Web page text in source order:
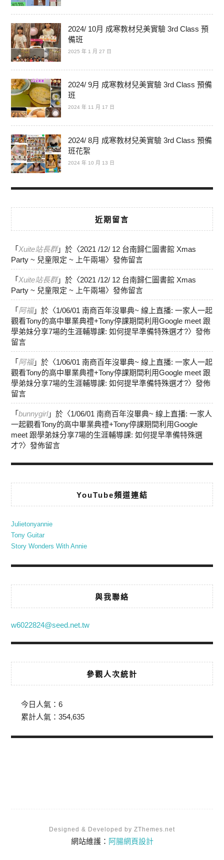
2024/ 10月 成寒教材兒美實驗 3rd Class 預
備班
2025 年 1 月 27 日
2024/ 9月 成寒教材兒美實驗 3rd Class 預備
班
2024 年 11 月 17 日
2024/ 8月 成寒教材兒美實驗 3rd Class 預備
班花絮
2024 年 10 月 13 日
近期留言
「 Xuite站長群」於〈2021 /12/ 12 台南歸仁圖書館 Xmas
Party ~ 兒童限定 ~ 上午兩場〉發佈留言
「 Xuite站長群」於〈2021 /12/ 12 台南歸仁圖書館 Xmas
Party ~ 兒童限定 ~ 上午兩場〉發佈留言
「 阿福」於〈1/06/01 南商百年沒畢典~ 線上直播: 一家人一起
觀看Tony的高中畢業典禮+Tony停課期間利用Google meet 跟
學弟妹分享7場的生涯輔導課: 如何提早準備特殊選才?〉發佈
留言
「 阿福」於〈1/06/01 南商百年沒畢典~ 線上直播: 一家人一起
觀看Tony的高中畢業典禮+Tony停課期間利用Google meet 跟
學弟妹分享7場的生涯輔導課: 如何提早準備特殊選才?〉發佈
留言
「bunnygirl」於〈1/06/01 南商百年沒畢典~ 線上直播: 一家人
一起觀看Tony的高中畢業典禮+Tony停課期間利用Google
meet 跟學弟妹分享7場的生涯輔導課: 如何提早準備特殊選
才?〉發佈留言
YouTube頻道連結
Julietonyannie
Tony Guitar
Story Wonders With Annie
與我聯絡
w6022824@seed.net.tw
參觀人次統計
今日人氣：6
累計人氣：354,635
Designed & Developed by ZThemes.net
網站維護： 阿腸網頁設計